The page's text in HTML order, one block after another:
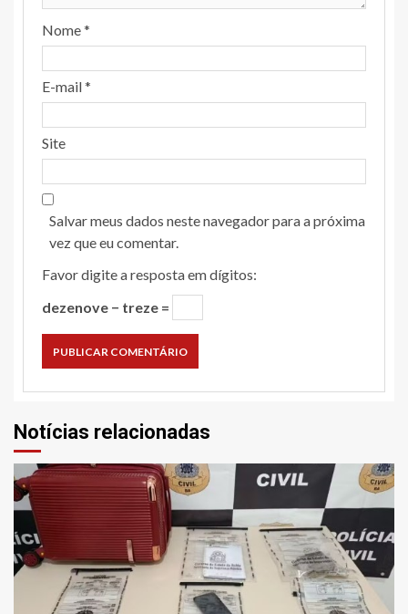
Nome*
E-mail*
Site
Salvar meus dados neste navegador para a próxima
vez que eu comentar.
Favor digite a resposta em dígitos:
dezenove − treze =
Notícias relacionadas
2 min read